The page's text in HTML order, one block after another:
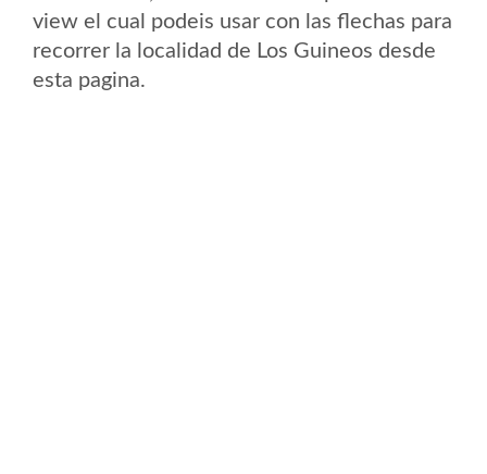
view el cual podeis usar con las flechas para
recorrer la localidad de Los Guineos desde
esta pagina.